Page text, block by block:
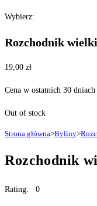
Wybierz:
Rozchodnik
19,00 zł
Cena w ostatnich 30
Out of stock
Strona główna>Byliny>
Rozchodnik
Rating: 0